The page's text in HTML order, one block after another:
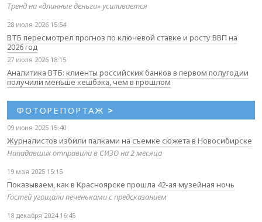
Тренд на «длинные деньги» усиливается
28 июля 2026 15:54
ВТБ пересмотрел прогноз по ключевой ставке и росту ВВП на
2026 год
27 июля 2026 18:15
Аналитика ВТБ: клиенты российских банков в первом полугодии
получили меньше кешбэка, чем в прошлом
ФОТОРЕПОРТАЖ >
09 июня 2025 15:40
Журналистов избили палками на съемке сюжета в Новосибирске
Нападавших отправили в СИЗО на 2 месяца
19 мая 2025 15:15
Показываем, как в Красноярске прошла 42-ая музейная ночь
Гостей угощали печеньками с предсказанием
18 декабря 2024 16:45